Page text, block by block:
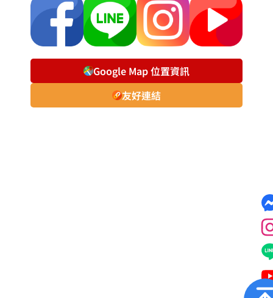
Google Map 位置資訊
友好連結